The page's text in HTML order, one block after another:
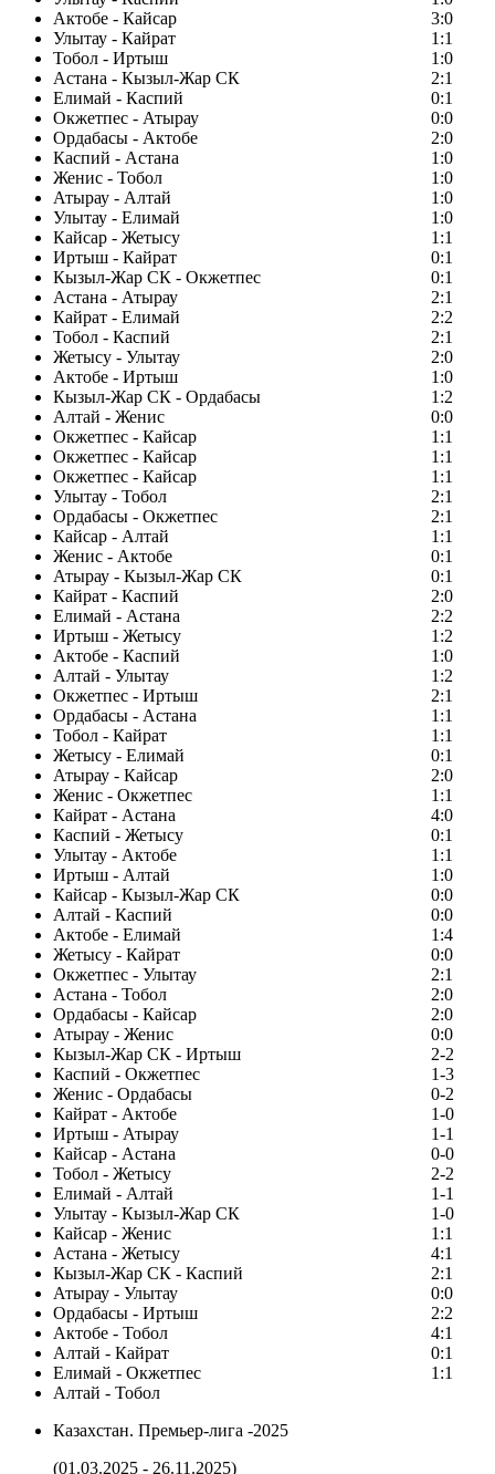
Актобе - Кайсар
3:0
Улытау - Кайрат
1:1
Тобол - Иртыш
1:0
Астана - Кызыл-Жар СК
2:1
Елимай - Каспий
0:1
Окжетпес - Атырау
0:0
Ордабасы - Актобе
2:0
Каспий - Астана
1:0
Женис - Тобол
1:0
Атырау - Алтай
1:0
Улытау - Елимай
1:0
Кайсар - Жетысу
1:1
Иртыш - Кайрат
0:1
Кызыл-Жар СК - Окжетпес
0:1
Астана - Атырау
2:1
Кайрат - Елимай
2:2
Тобол - Каспий
2:1
Жетысу - Улытау
2:0
Актобе - Иртыш
1:0
Кызыл-Жар СК - Ордабасы
1:2
Алтай - Женис
0:0
Окжетпес - Кайсар
1:1
Окжетпес - Кайсар
1:1
Окжетпес - Кайсар
1:1
Улытау - Тобол
2:1
Ордабасы - Окжетпес
2:1
Кайсар - Алтай
1:1
Женис - Актобе
0:1
Атырау - Кызыл-Жар СК
0:1
Кайрат - Каспий
2:0
Елимай - Астана
2:2
Иртыш - Жетысу
1:2
Актобе - Каспий
1:0
Алтай - Улытау
1:2
Окжетпес - Иртыш
2:1
Ордабасы - Астана
1:1
Тобол - Кайрат
1:1
Жетысу - Елимай
0:1
Атырау - Кайсар
2:0
Женис - Окжетпес
1:1
Кайрат - Астана
4:0
Каспий - Жетысу
0:1
Улытау - Актобе
1:1
Иртыш - Алтай
1:0
Кайсар - Кызыл-Жар СК
0:0
Алтай - Каспий
0:0
Актобе - Елимай
1:4
Жетысу - Кайрат
0:0
Окжетпес - Улытау
2:1
Астана - Тобол
2:0
Ордабасы - Кайсар
2:0
Атырау - Женис
0:0
Кызыл-Жар СК - Иртыш
2-2
Каспий - Окжетпес
1-3
Женис - Ордабасы
0-2
Кайрат - Актобе
1-0
Иртыш - Атырау
1-1
Кайсар - Астана
0-0
Тобол - Жетысу
2-2
Елимай - Алтай
1-1
Улытау - Кызыл-Жар СК
1-0
Кайсар - Женис
1:1
Астана - Жетысу
4:1
Кызыл-Жар СК - Каспий
2:1
Атырау - Улытау
0:0
Ордабасы - Иртыш
2:2
Актобе - Тобол
4:1
Алтай - Кайрат
0:1
Елимай - Окжетпес
1:1
Алтай - Тобол
Казахстан. Премьер-лига -2025
(01.03.2025 - 26.11.2025)